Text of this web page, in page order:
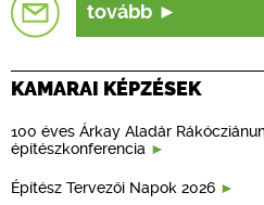
tovább
KAMARAI KÉPZÉSEK
100 éves Árkay Aladár
építészkonferencia
Építész Tervezői Napok 2026